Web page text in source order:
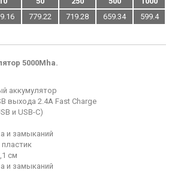
779.22 719.28 659.34 599.4
5000Mha.
аккумулятор
выхода 2.4А Fast Charge
и USB-C)
и замыканий
см
и замыканий